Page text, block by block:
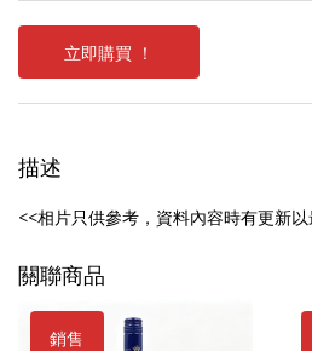
立即購買 ！
描述
<<相片只供參考，資料內容時有更新
關聯商品
銷售